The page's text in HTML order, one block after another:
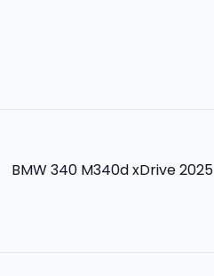
BMW 340 M340d xDrive 2025